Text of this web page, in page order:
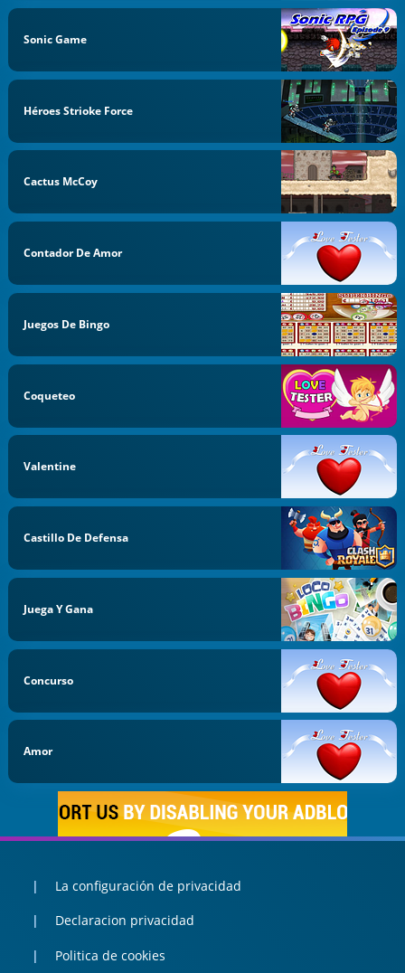
Sonic Game
Héroes Strioke Force
Cactus McCoy
Contador De Amor
Juegos De Bingo
Coqueteo
Valentine
Castillo De Defensa
Juega Y Gana
Concurso
Amor
La configuración de privacidad
Declaracion privacidad
Politica de cookies